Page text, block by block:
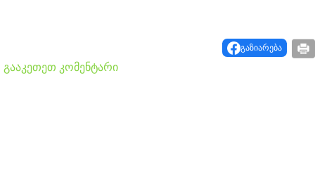
გაზიარება
გააკეთეთ კომენტარი